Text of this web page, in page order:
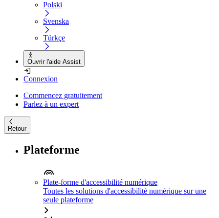
Polski
Svenska
Türkçe
Ouvrir l'aide Assist
Connexion
Commencez gratuitement
Parlez à un expert
Retour
Plateforme
Plate-forme d'accessibilité numérique
Toutes les solutions d'accessibilité numérique sur une
seule plateforme